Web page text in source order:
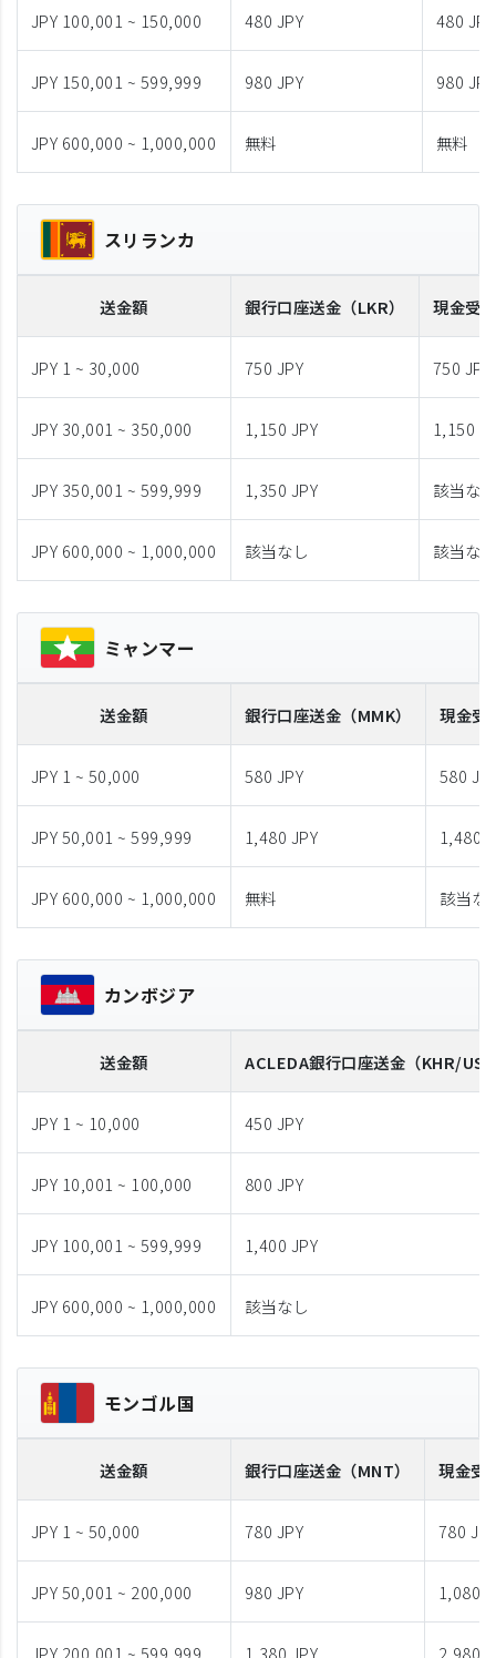
JPY 100,001 ~ 150,000 480 JPY 480 JPY
JPY 150,001 ~ 599,999 980 JPY 980 JPY
JPY 600,000 ~ 1,000,000 無料 無料
スリランカ
送金額 銀行口座送金 （LKR） 現金受
JPY 1 ~ 30,000 750 JPY 750 JPY
JPY 30,001 ~ 350,000 1,150 JPY 1,150
JPY 350,001 ~ 599,999 1,350 JPY 該当なし
JPY 600,000 ~ 1,000,000 該当なし 該当なし
ミャンマー
送金額 銀行口座送金 （MMK） 現金受
JPY 1 ~ 50,000 580 JPY 580
JPY 50,001 ~ 599,999 1,480 JPY 1,480
JPY 600,000 ~ 1,000,000 無料 該当な
カンボジア
送金額 ACLEDA銀行口座送金 （KHR/
JPY 1 ~ 10,000 450 JPY
JPY 10,001 ~ 100,000 800 JPY
JPY 100,001 ~ 599,999 1,400 JPY
JPY 600,000 ~ 1,000,000 該当なし
モンゴル国
送金額 銀行口座送金 （MNT） 現金受
JPY 1 ~ 50,000 780 JPY 780
JPY 50,001 ~ 200,000 980 JPY 1,080
JPY 200,001 ~ 599,999 1,380 JPY 2,980